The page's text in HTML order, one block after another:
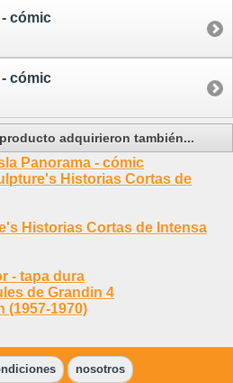
- cómic
- cómic
adquirieron también...
Panorama - cómic
Historias Cortas de
Historias Cortas de Intensa
- tapa dura
de Grandin 4
(1957-1970)
nosotros